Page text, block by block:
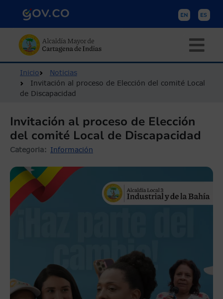
Ruta de navegación
Inicio
Noticias
Invitación al proceso de Elección del comité Local
de Discapacidad
Invitación al proceso de Elección
del comité Local de Discapacidad
Categoria Información